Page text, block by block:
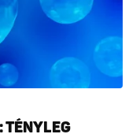
TÉNYLEG